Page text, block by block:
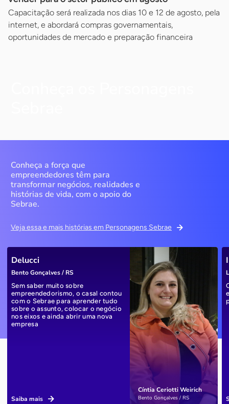
Capacitação será realizada nos dias 10 e 12 de agosto, pela
internet, e abordará compras governamentais,
oportunidades de mercado e preparação financeira
Conheça a força que
empreendedores têm para
transformar negócios, realidades e
histórias de vida, com o apoio do
Sebrae.
Veja essa e mais histórias em Personagens Sebrae
Cíntia Ceriotti Weirich
Bento Gonçalves / RS
Delucci
Bento Gonçalves / RS
Sem saber muito sobre
empreendedorismo, o casal contou
com o Sebrae para aprender tudo
sobre o assunto, colocar o negócio
nos eixos e ainda abrir uma nova
empresa
Saiba mais